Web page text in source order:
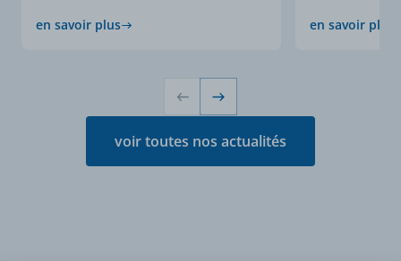
en savoir plus en savoir plus
voir toutes nos actualités